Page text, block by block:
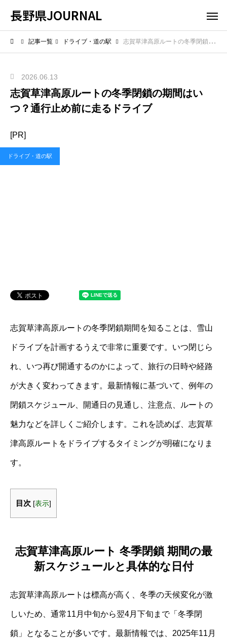
長野県JOURNAL
記事一覧 ドライブ・道の駅 志賀草津高原ルートの冬季閉鎖の期間はいつ？通行止め前に走るドライブ
2026.06.13
志賀草津高原ルートの冬季閉鎖の期間はい
つ？通行止め前に走るドライブ
[PR]
ドライブ・道の駅
志賀草津高原ルートの冬季閉鎖期間を知ることは、雪山
ドライブを計画するうえで非常に重要です。いつ閉じら
れ、いつ再び開通するのかによって、旅行の日時や経路
が大きく変わってきます。最新情報に基づいて、例年の
閉鎖スケジュール、開通日の見通し、注意点、ルートの
魅力などを詳しくご紹介します。これを読めば、志賀草
津高原ルートをドライブするタイミングが明確になりま
す。
目次 [表示]
志賀草津高原ルート 冬季閉鎖 期間の最
新スケジュールと具体的な日付
志賀草津高原ルートは標高が高く、冬季の天候変化が激
しいため、通常11月中旬から翌4月下旬まで「冬季閉
鎖」となることが多いです。最新情報では、2025年11月